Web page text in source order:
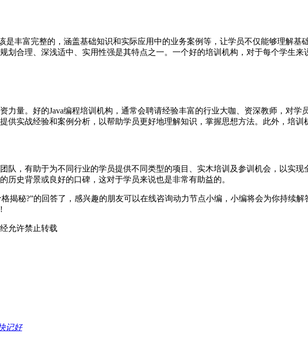
是丰富完整的，涵盖基础知识和实际应用中的业务案例等，让学员不仅能够理解
划合理、深浅适中、实用性强是其特点之一。一个好的培训机构，对于每个学生
力量。好的Java编程培训机构，通常会聘请经验丰富的行业大咖、资深教师，对
供实战经验和案例分析，以帮助学员更好地理解知识，掌握思想方法。此外，培训
队，有助于为不同行业的学员提供不同类型的项目、实木培训及参训机会，以实
历史背景或良好的口碑，这对于学员来说也是非常有助益的。
格揭秘?”的回答了，感兴趣的朋友可以在线咨询动力节点小编，小编将会为你持续
允许禁止转载
记好